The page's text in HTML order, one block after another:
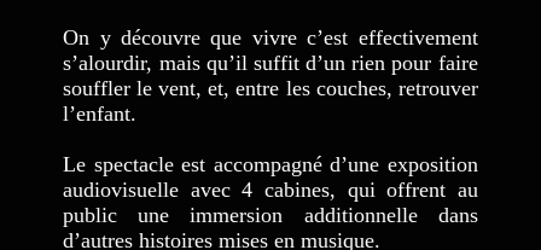
On y découvre que vivre c’est effectivement
s’alourdir, mais qu’il suffit d’un rien pour faire
souffler le vent, et, entre les couches, retrouver
l’enfant.
Le spectacle est accompagné d’une exposition
audiovisuelle avec 4 cabines, qui offrent au
public une immersion additionnelle dans
d’autres histoires mises en musique.